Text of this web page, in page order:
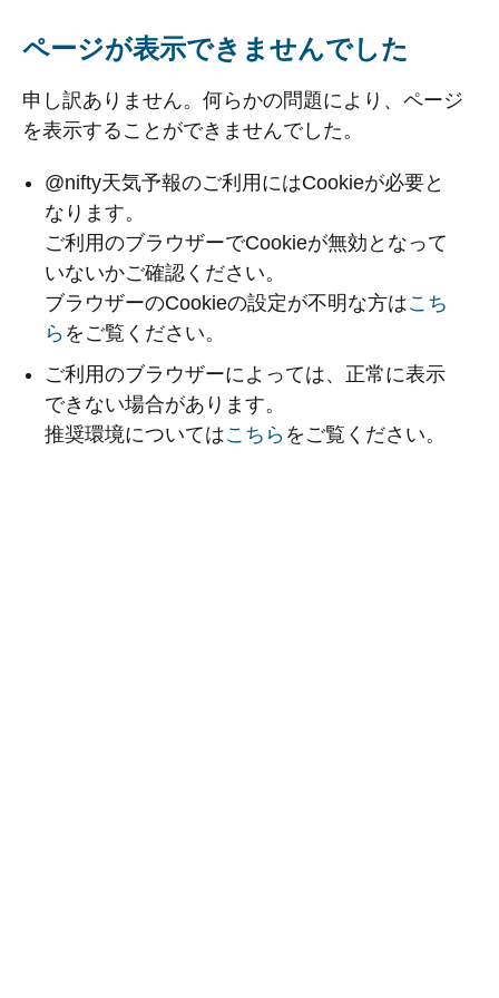
ページが表示できませんでした
申し訳ありません。何らかの問題により、ページ
を表示することができませんでした。
@nifty天気予報のご利用にはCookieが必要と
なります。
ご利用のブラウザーでCookieが無効となって
いないかご確認ください。
ブラウザーのCookieの設定が不明な方はこち
ら をご覧ください。
ご利用のブラウザーによっては、正常に表示
できない場合があります。
推奨環境についてはこちら をご覧ください。